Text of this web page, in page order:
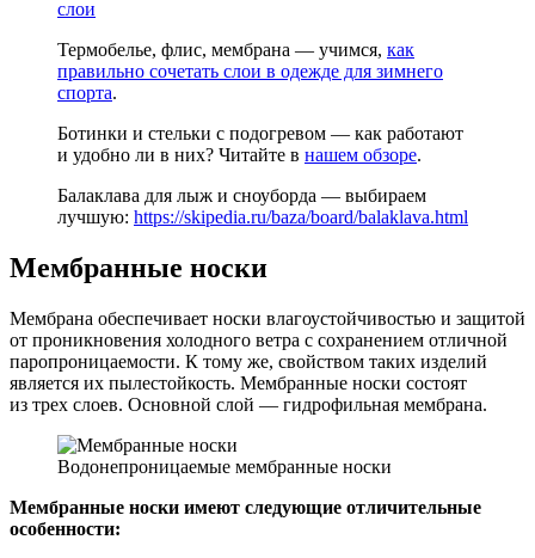
Термобелье, флис, мембрана — учимся, как
правильно сочетать слои в одежде для зимнего
спорта.
Ботинки и стельки с подогревом — как работают
и удобно ли в них? Читайте в нашем обзоре.
Балаклава для лыж и сноуборда — выбираем
лучшую: https://skipedia.ru/baza/board/balaklava.html
Мембранные носки
Мембрана обеспечивает носки влагоустойчивостью и защитой
от проникновения холодного ветра с сохранением отличной
паропроницаемости. К тому же, свойством таких изделий
является их пылестойкость. Мембранные носки состоят
из трех слоев. Основной слой — гидрофильная мембрана.
Водонепроницаемые мембранные носки
Мембранные носки имеют следующие отличительные
особенности: